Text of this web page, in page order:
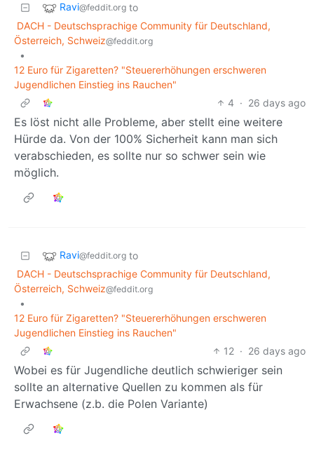
Ravi@feddit.org to
DACH - Deutschsprachige Community für Deutschland,
Österreich, Schweiz@feddit.org
•
12 Euro für Zigaretten? "Steuererhöhungen erschweren
Jugendlichen Einstieg ins Rauchen"
4 · 26 days ago
Es löst nicht alle Probleme, aber stellt eine weitere
Hürde da. Von der 100% Sicherheit kann man sich
verabschieden, es sollte nur so schwer sein wie
möglich.
Ravi@feddit.org to
DACH - Deutschsprachige Community für Deutschland,
Österreich, Schweiz@feddit.org
•
12 Euro für Zigaretten? "Steuererhöhungen erschweren
Jugendlichen Einstieg ins Rauchen"
12 · 26 days ago
Wobei es für Jugendliche deutlich schwieriger sein
sollte an alternative Quellen zu kommen als für
Erwachsene (z.b. die Polen Variante)